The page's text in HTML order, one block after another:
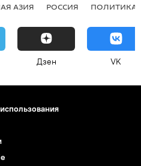
АЗИЯ РОССИЯ ПОЛИТИКА
Дзен VK